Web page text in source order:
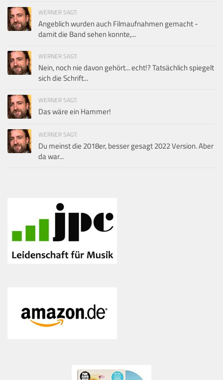
WERNER SAGT:
Angeblich wurden auch Filmaufnahmen gemacht -
damit die Band sehen konnte,...
WERNER SAGT:
Nein, noch nie davon gehört... echt!? Tatsächlich spiegelt
sich die Schrift...
WERNER SAGT:
Das wäre ein Hammer!
WERNER SAGT:
Du meinst die 2018er, besser gesagt 2022 Version. Aber
da war...